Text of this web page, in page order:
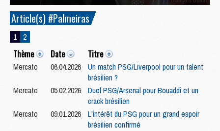
Article(s) #Palmeiras
1 2
Thème Date Titre
Mercato 06.04.2026
Un match PSG/Liverpool pour un talent
brésilien ?
Mercato
05.02.2026
Duel PSG/Arsenal pour Bouaddi et un
crack brésilien
Mercato
09.01.2026
L'intérêt du PSG pour un grand espoir
brésilien confirmé